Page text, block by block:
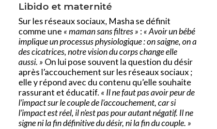
Libido et maternité
Sur les réseaux sociaux, Masha se définit
comme une « maman sans filtres » :« Avoir un bébé
implique un processus physiologique : on saigne, on a
des cicatrices, notre vision du corps change elle
aussi. » On lui pose souvent la question du désir
après l’accouchement sur les réseaux sociaux ;
elle y répond avec du contenu qu’elle souhaite
rassurant et éducatif. « Il ne faut pas avoir peur de
l’impact sur le couple de l’accouchement, car si
l’impact est réel, il n’est pas pour autant négatif. Il ne
signe ni la fin définitive du désir, ni la fin du couple. »